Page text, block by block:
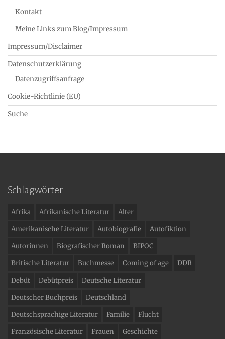
Kontakt
Meine Links zum Blog/Impressum
Impressum/Disclaimer
Datenschutzerklärung
Datenzugriffsanfrage
Cookie-Richtlinie (EU)
Suche
Schlagwörter
Afrika Afrikanische Literatur
Alter
Amerikanische Literatur
Autobiografie
Autofiktion
Autorinnen
Biografischer Roman
BIPOC
Britische Literatur
Buchmesse Coming of age
DDR
Debüt
Debütpreis
Deutsche Literatur
Deutscher Buchpreis
Deutschland
Deutschsprachige Literatur
Familie
Flucht
Französische Literatur
Frauen Geschichte